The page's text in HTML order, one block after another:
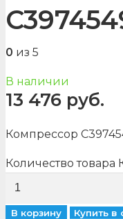
0 из 5
В наличии
13 476 руб.
Компрессор
Количество товара
В корзину Купить в